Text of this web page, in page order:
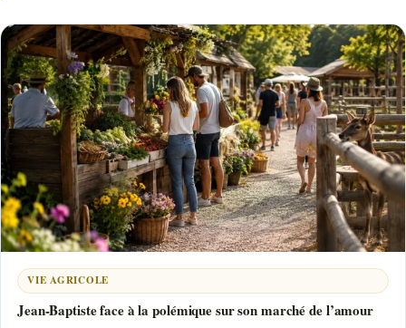
VIE AGRICOLE
Jean-Baptiste face à la polémique sur son marché de l’amour